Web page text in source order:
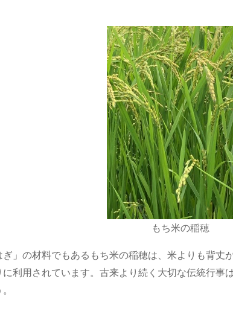
もち米の稲穂
ぎ」の材料でもあるもち米の稲穂は、米よりも背丈
に利用されています。古来より続く大切な伝統行事